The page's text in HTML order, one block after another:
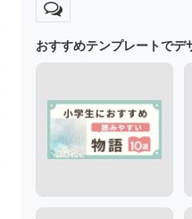
おすすめテンプレートでデ